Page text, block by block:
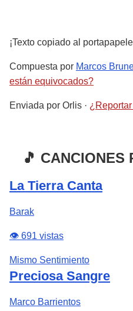
¡Texto copiado al
Compuesta por Marcos
están equivocados?
Enviada por Orlis ·
🎵 CANCIONES
La Tierra Canta
Barak
👁️ 691 vistas
Mismo Sentimiento
Preciosa Sangre
Marco Barrientos